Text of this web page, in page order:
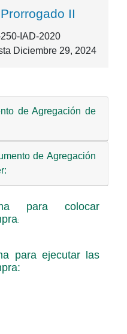
II
IAD-2020
Diciembre 29, 2024
de Agregación de
de Agregación
para colocar
:
para ejecutar las